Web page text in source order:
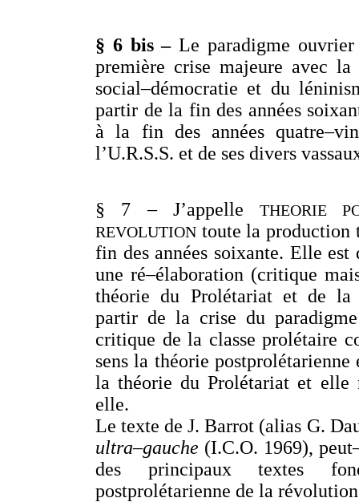
§ 6 bis –Le paradigme
première crise majeure avec
social–démocratie et du
partir de la fin des années
à la fin des années
l’U.R.S.S. et de ses divers
§ 7 – J’appelleTHEORIE
REVOLUTION toute la production
fin des années soixante. Elle
une ré–élaboration (critique
théorie du Prolétariat et de la
partir de la crise du
critique de la classe prolétaire
sens la théorie
la théorie du Prolétariat et elle
elle.
Le texte de J. Barrot (alias G.
ultra–gauche (I.C.O. 1969),
des principaux textes
postprolétarienne de la